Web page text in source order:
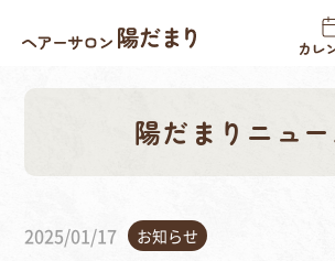
陽だまりニュ
2025/01/17 お知らせ